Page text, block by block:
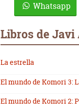
Whatsapp
Libros de Javi
La estrella
El mundo de Komori 3:
El mundo de Komori 2: